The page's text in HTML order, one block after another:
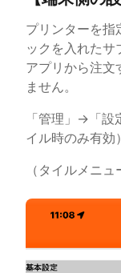
プリンターを指
ックを入れたサ
アプリから注文
ません。
「管理」→「設
イル時のみ有効
（タイルメニ